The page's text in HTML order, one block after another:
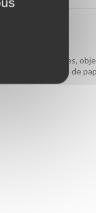
vos accessoires,
puis recouverte de